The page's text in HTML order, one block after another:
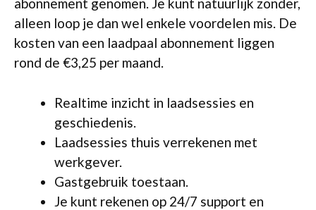
alleen loop je dan wel enkele voordelen mis. De
kosten van een laadpaal abonnement liggen
rond de €3,25 per maand.
Realtime inzicht in laadsessies en
geschiedenis.
Laadsessies thuis verrekenen met
werkgever.
Gastgebruik toestaan.
Je kunt rekenen op 24/7 support en